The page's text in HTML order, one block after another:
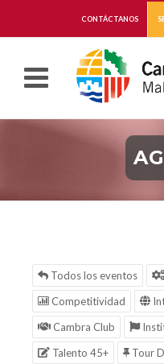
CONTÁCTANOS
Todos los eventos
Competitividad
Cambra Club
Talento 45+
Tour